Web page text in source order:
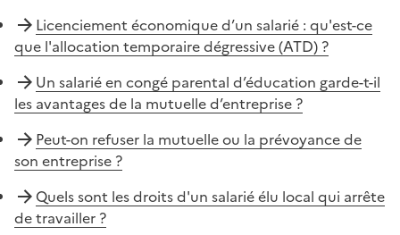
Licenciement économique d’un salarié : qu'est-ce
que l'allocation temporaire dégressive (ATD) ?
Un salarié en congé parental d’éducation garde-t-il
les avantages de la mutuelle d’entreprise ?
Peut-on refuser la mutuelle ou la prévoyance de
son entreprise ?
Quels sont les droits d'un salarié élu local qui arrête
de travailler ?